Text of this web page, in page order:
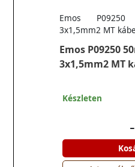
Emos P09250
3x1,5mm2 MT
Emos
3x1,5mm2 MT
Készleten
-